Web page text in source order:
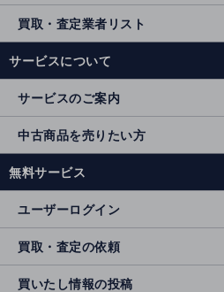
買取・査定業者リスト
サービスについて
サービスのご案内
中古商品を売りたい方
無料サービス
ユーザーログイン
買取・査定の依頼
買いたし情報の投稿